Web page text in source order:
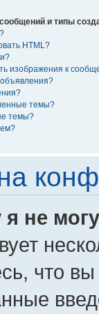
и типы
HTML?
изображения к
темы?
темы?
не
что